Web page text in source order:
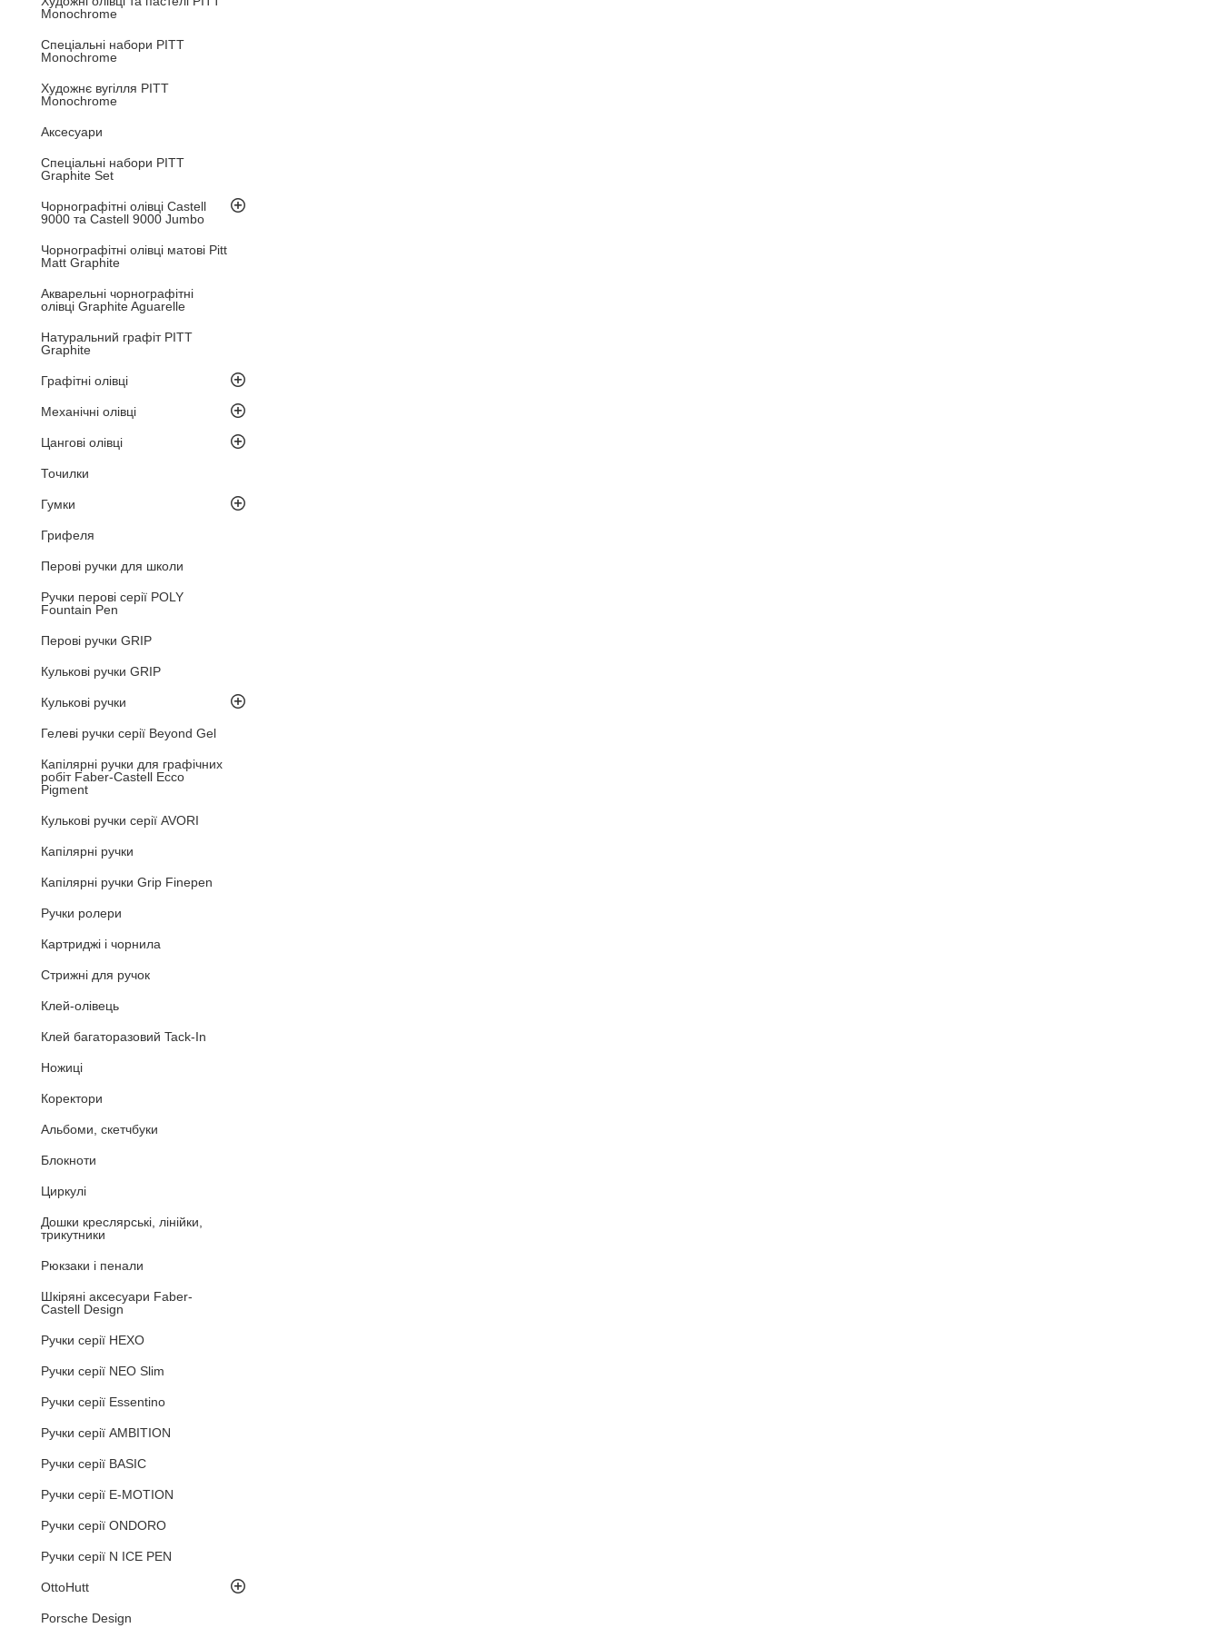
Monochrome
Спеціальні набори PITT
Monochrome
Художнє вугілля PITT
Monochrome
Аксесуари
Спеціальні набори PITT
Graphite Set
Чорнографітні олівці Castell
9000 та Castell 9000 Jumbo
Чорнографітні олівці матові Pitt
Matt Graphite
Акварельні чорнографітні
олівці Graphite Aguarelle
Натуральний графіт PITT
Graphite
Графітні олівці
Механічні олівці
Цангові олівці
Точилки
Гумки
Грифеля
Перові ручки для школи
Ручки перові серії POLY
Fountain Pen
Перові ручки GRIP
Кулькові ручки GRIP
Кулькові ручки
Гелеві ручки серії Beyond Gel
Капілярні ручки для графічних
робіт Faber-Castell Ecco
Pigment
Кулькові ручки серії AVORI
Капілярні ручки
Капілярні ручки Grip Finepen
Ручки ролери
Картриджі і чорнила
Стрижні для ручок
Клей-олівець
Клей багаторазовий Tack-In
Ножиці
Коректори
Альбоми, скетчбуки
Блокноти
Циркулі
Дошки креслярські, лінійки,
трикутники
Рюкзаки і пенали
Шкіряні аксесуари Faber-
Castell Design
Ручки серії HEXO
Ручки серії NEO Slim
Ручки серії Essentino
Ручки серії AMBITION
Ручки серії BASIC
Ручки серії E-MOTION
Ручки серії ONDORO
Ручки серії N ICE PEN
OttoHutt
Porsche Design